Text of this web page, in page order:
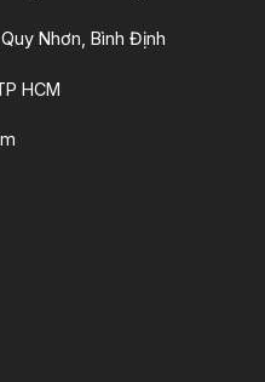
Nhơn, Bình Định
HCM